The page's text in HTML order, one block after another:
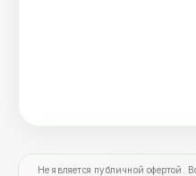
Не является публичной офертой.